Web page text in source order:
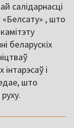
салідарнасці
«Белсату» , што
беларускіх
і
што